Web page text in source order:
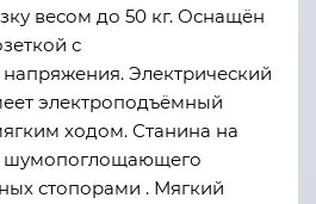
весом до 50 кг. Оснащён
с
Электрический
электроподъёмный
ходом. Станина на
шумопоглощающего
стопорами . Мягкий